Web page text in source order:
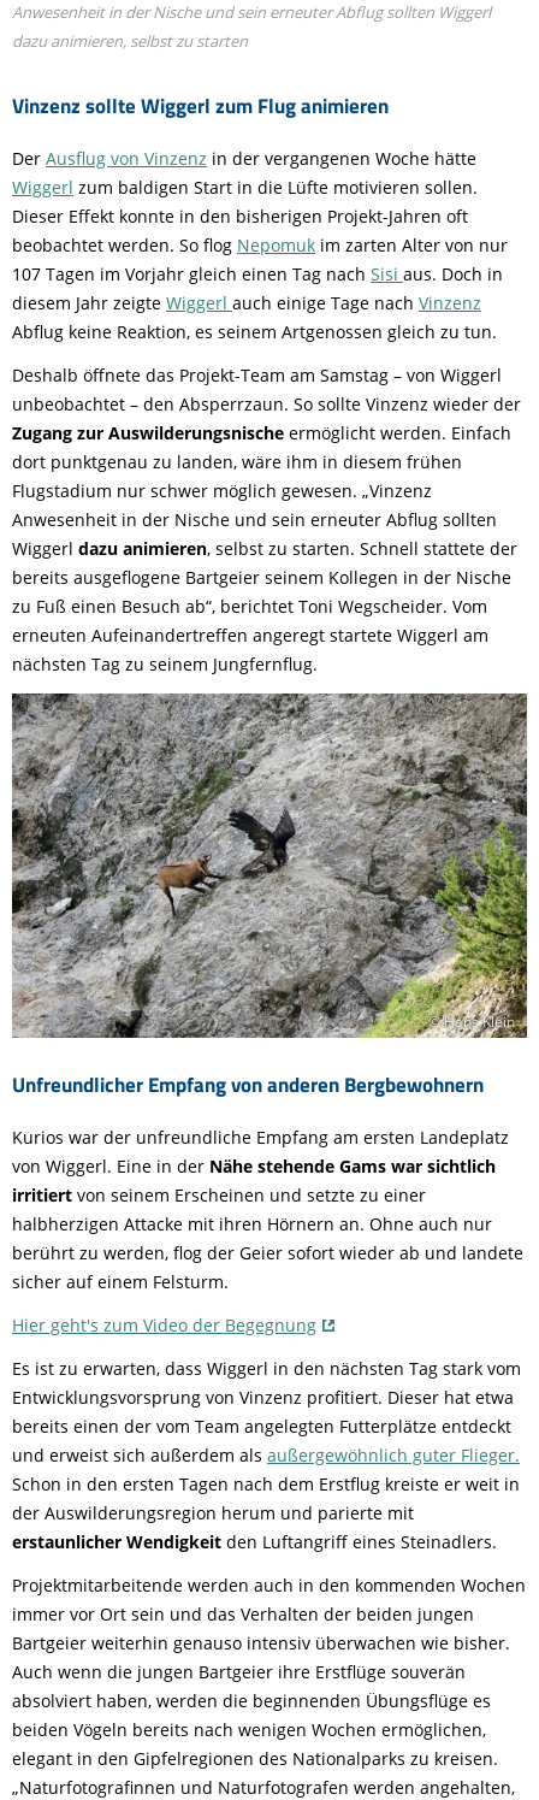
Vinzenz sollte Wiggerl zum Flug animieren
Anwesenheit in der Nische und sein erneuter Abflug sollten Wiggerl
dazu animieren, selbst zu starten
Der Ausflug von Vinzenz in der vergangenen Woche hätte
Wiggerl zum baldigen Start in die Lüfte motivieren sollen.
Dieser Effekt konnte in den bisherigen Projekt-Jahren oft
beobachtet werden. So flog Nepomuk im zarten Alter von nur
107 Tagen im Vorjahr gleich einen Tag nach Sisi aus. Doch in
diesem Jahr zeigte Wiggerl auch einige Tage nach Vinzenz
Abflug keine Reaktion, es seinem Artgenossen gleich zu tun.
Deshalb öffnete das Projekt-Team am Samstag – von Wiggerl
unbeobachtet – den Absperrzaun. So sollte Vinzenz wieder der
Zugang zur Auswilderungsnische ermöglicht werden. Einfach
dort punktgenau zu landen, wäre ihm in diesem frühen
Flugstadium nur schwer möglich gewesen. „Vinzenz
Anwesenheit in der Nische und sein erneuter Abflug sollten
Wiggerl dazu animieren, selbst zu starten. Schnell stattete der
bereits ausgeflogene Bartgeier seinem Kollegen in der Nische
zu Fuß einen Besuch ab“, berichtet Toni Wegscheider. Vom
erneuten Aufeinandertreffen angeregt startete Wiggerl am
nächsten Tag zu seinem Jungfernflug.
Unfreundlicher Empfang von anderen Bergbewohnern
© Hans Klein
Kurios war der unfreundliche Empfang am ersten Landeplatz
von Wiggerl. Eine in der Nähe stehende Gams war sichtlich
irritiert von seinem Erscheinen und setzte zu einer
halbherzigen Attacke mit ihren Hörnern an. Ohne auch nur
berührt zu werden, flog der Geier sofort wieder ab und landete
sicher auf einem Felsturm.
Hier geht's zum Video der Begegnung
Es ist zu erwarten, dass Wiggerl in den nächsten Tag stark vom
Entwicklungsvorsprung von Vinzenz profitiert. Dieser hat etwa
bereits einen der vom Team angelegten Futterplätze entdeckt
und erweist sich außerdem als außergewöhnlich guter Flieger.
Schon in den ersten Tagen nach dem Erstflug kreiste er weit in
der Auswilderungsregion herum und parierte mit
erstaunlicher Wendigkeit den Luftangriff eines Steinadlers.
Projektmitarbeitende werden auch in den kommenden Wochen
immer vor Ort sein und das Verhalten der beiden jungen
Bartgeier weiterhin genauso intensiv überwachen wie bisher.
Auch wenn die jungen Bartgeier ihre Erstflüge souverän
absolviert haben, werden die beginnenden Übungsflüge es
beiden Vögeln bereits nach wenigen Wochen ermöglichen,
elegant in den Gipfelregionen des Nationalparks zu kreisen.
„Naturfotografinnen und Naturfotografen werden angehalten,